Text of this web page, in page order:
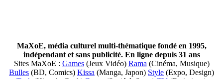
MaXoE, média culturel multi-thématique fondé en 1995,
indépendant et sans publicité. En ligne depuis 31 ans
Sites MaXoE : Games(Jeux Vidéo) Rama (Cinéma, Musique)
Bulles (BD, Comics) Kissa (Manga, Japon) Style (Expo, Design)